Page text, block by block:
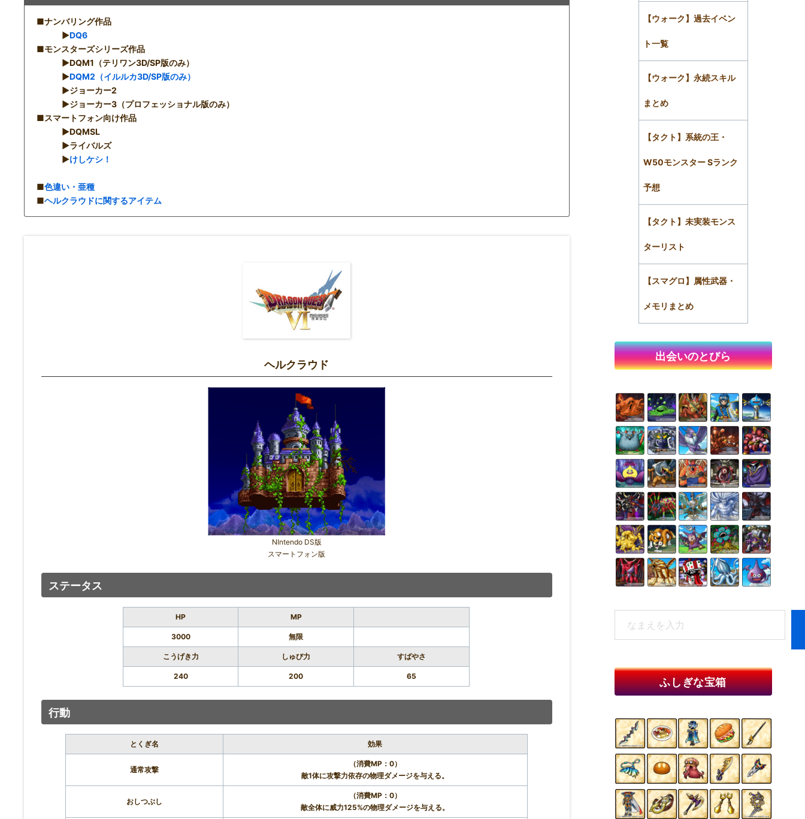
■ナンバリング作品
▶︎DQ6
■モンスターズシリーズ作品
▶︎DQM1（テリワン3D/SP版のみ）
▶︎DQM2（イルルカ3D/SP版のみ）
▶︎ジョーカー2
▶︎ジョーカー3（プロフェッショナル版のみ）
■スマートフォン向け作品
▶︎DQMSL
▶︎ライバルズ
▶︎けしケシ！
■色違い・亜種
■ヘルクラウドに関するアイテム
ヘルクラウド
NIntendo DS版
スマートフォン版
ステータス
HP MP
3000 無限
こうげき力 しゅび力 すばやさ
240 200 65
行動
とくぎ名 効果
通常攻撃
（消費MP：0）
敵1体に攻撃力依存の物理ダメージを与える。
おしつぶし
（消費MP：0）
敵全体に威力125%の物理ダメージを与える。
【ウォーク】過去イベン
ト一覧
【ウォーク】永続スキル
まとめ
【タクト】系統の王・
W50モンスター Sランク
予想
【タクト】未実装モンス
ターリスト
【スマグロ】属性武器・
メモリまとめ
出会いのとびら
ふしぎな宝箱